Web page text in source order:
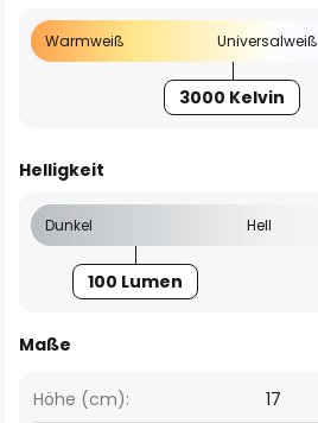
Warmweiß Universalweiß
3000 Kelvin
Helligkeit
Dunkel Hell
100 Lumen
Maße
Höhe (cm):
17